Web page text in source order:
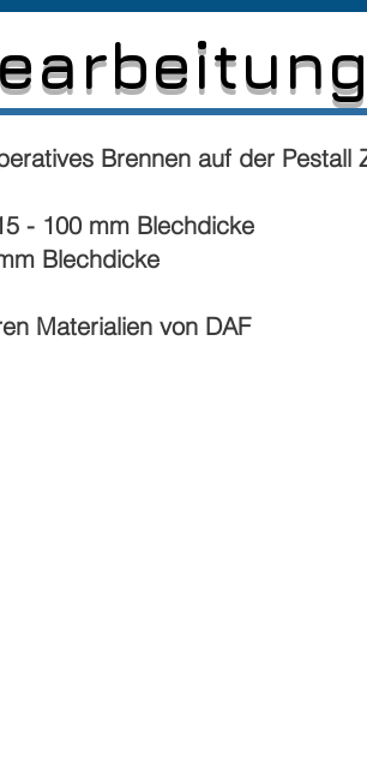
Brennen auf der Pestall
- 100 mm Blechdicke
Blechdicke
Materialien von DAF